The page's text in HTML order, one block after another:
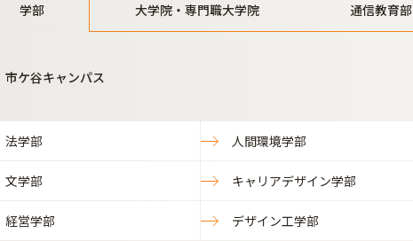
学部 大学院・専門職大学院 通信教育部
市ケ谷キャンパス
法学部 人間環境学部
文学部 キャリアデザイン学部
経営学部 デザイン工学部